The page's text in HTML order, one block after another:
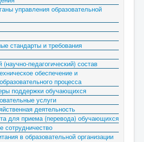
управления образовательной
стандарты и требования
(научно-педагогический) состав
обеспечение и
процесса
поддержки обучающихся
услуги
деятельность
для приема (перевода) обучающихся
сотрудничество
в образовательной организации